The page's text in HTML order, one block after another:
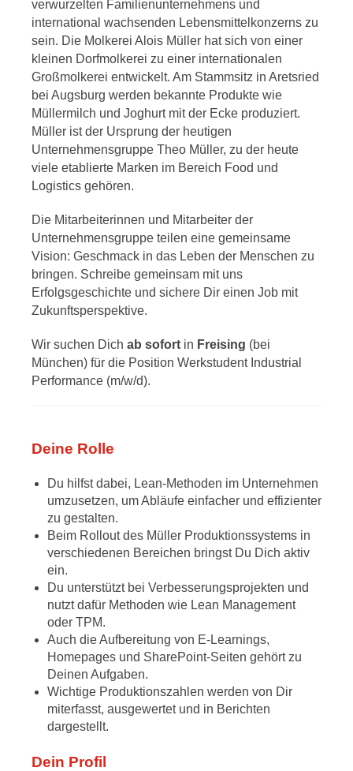
verwurzelten Familienunternehmens und
international wachsenden Lebensmittelkonzerns zu
sein. Die Molkerei Alois Müller hat sich von einer
kleinen Dorfmolkerei zu einer internationalen
Großmolkerei entwickelt. Am Stammsitz in Aretsried
bei Augsburg werden bekannte Produkte wie
Müllermilch und Joghurt mit der Ecke produziert.
Müller ist der Ursprung der heutigen
Unternehmensgruppe Theo Müller, zu der heute
viele etablierte Marken im Bereich Food und
Logistics gehören.
Die Mitarbeiterinnen und Mitarbeiter der
Unternehmensgruppe teilen eine gemeinsame
Vision: Geschmack in das Leben der Menschen zu
bringen. Schreibe gemeinsam mit uns
Erfolgsgeschichte und sichere Dir einen Job mit
Zukunftsperspektive.
Wir suchen Dich ab sofort in Freising (bei
München) für die Position Werkstudent Industrial
Performance (m/w/d).
Deine Rolle
Du hilfst dabei, Lean-Methoden im Unternehmen
umzusetzen, um Abläufe einfacher und effizienter
zu gestalten.
Beim Rollout des Müller Produktionssystems in
verschiedenen Bereichen bringst Du Dich aktiv
ein.
Du unterstützt bei Verbesserungsprojekten und
nutzt dafür Methoden wie Lean Management
oder TPM.
Auch die Aufbereitung von E-Learnings,
Homepages und SharePoint-Seiten gehört zu
Deinen Aufgaben.
Wichtige Produktionszahlen werden von Dir
miterfasst, ausgewertet und in Berichten
dargestellt.
Dein Profil